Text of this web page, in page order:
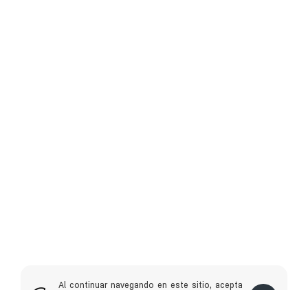
Al continuar navegando en este sitio, acepta